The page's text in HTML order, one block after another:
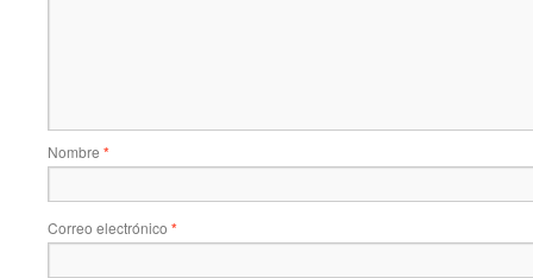
Nombre *
Correo electrónico *